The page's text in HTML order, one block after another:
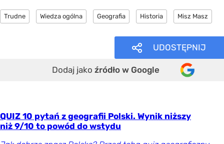
Trudne Wiedza ogólna Geografia Historia Misz Masz
UDOSTĘPNIJ
Dodaj jako źródło w Google
QUIZ 10 pytań z geografii Polski. Wynik niższy
niż 9/10 to powód do wstydu